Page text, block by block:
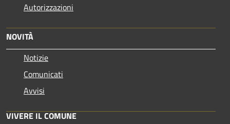
Autorizzazioni
NOVITÀ
Notizie
Comunicati
Avvisi
VIVERE IL COMUNE